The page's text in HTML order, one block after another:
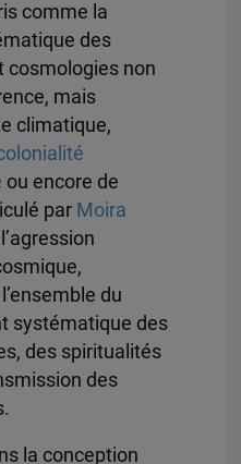
comme la
des
cosmologies non
mais
climatique,
ou encore de
par Moira
du
systématique des
des spiritualités
des
la conception